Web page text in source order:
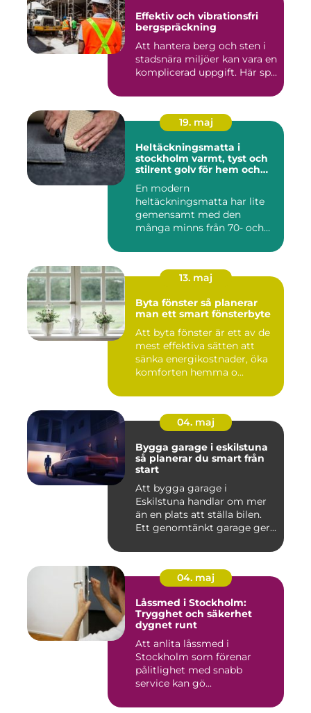
Effektiv och vibrationsfri
bergspräckning
Att hantera berg och sten i
stadsnära miljöer kan vara en
komplicerad uppgift. Här sp...
19. maj
Heltäckningsmatta i
stockholm varmt, tyst och
stilrent golv för hem och
En modern
heltäckningsmatta har lite
gemensamt med den
många minns från 70- och
13. maj
Byta fönster så planerar
man ett smart fönsterbyte
Att byta fönster är ett av de
mest effektiva sätten att
sänka energikostnader, öka
komforten hemma o...
04. maj
Bygga garage i eskilstuna
så planerar du smart från
start
Att bygga garage i
Eskilstuna handlar om mer
än en plats att ställa bilen.
Ett genomtänkt garage ger...
04. maj
Låssmed i Stockholm:
Trygghet och säkerhet
dygnet runt
Att anlita låssmed i
Stockholm som förenar
pålitlighet med snabb
service kan gö...